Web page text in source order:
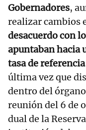
Gobernadores,
realizar cambios
desacuerdo con
apuntaban hacia
tasa de referencia
última vez que
dentro del
reunión del 6 de
dual de la